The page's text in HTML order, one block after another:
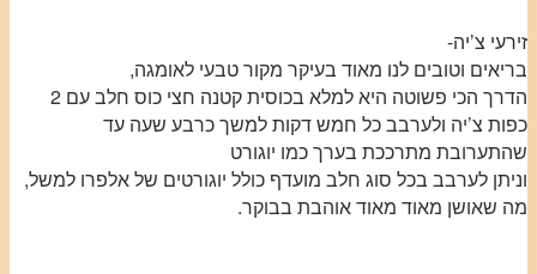
זירעי צ’יה-
בריאים וטובים לנו מאוד בעיקר מקור טבעי לאומגה,
הדרך הכי פשוטה היא למלא בכוסית קטנה חצי כוס חלב עם 2
כפות צ’יה ולערבב כל חמש דקות למשך כרבע שעה עד
שהתערובת מתרככת בערך כמו יוגורט
וניתן לערבב בכל סוג חלב מועדף כולל יוגורטים של אלפרו למשל,
מה שאושן מאוד מאוד אוהבת בבוקר.